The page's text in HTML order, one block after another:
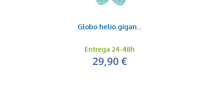
Globo helio gigan...
Entrega 24-48h
29,90 €